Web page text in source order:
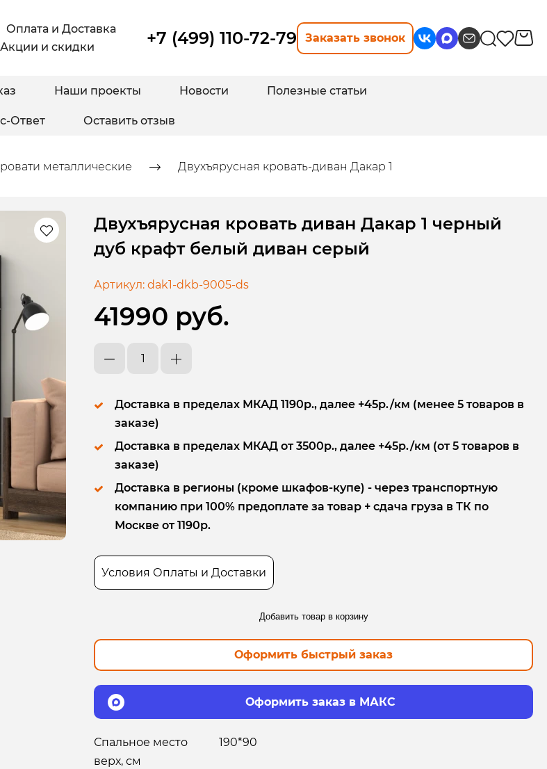
Оплата и Доставка
Акции и скидки +7 (499) 110-72-79 Заказать звонок
Наши проекты Новости Полезные статьи
Ответ Оставить отзыв
металлические Двухъярусная кровать-диван Дакар 1
Двухъярусная кровать диван Дакар 1 черный
дуб крафт белый диван серый
Артикул: dak1-dkb-9005-ds
41990 руб.
Доставка в пределах МКАД 1190р., далее +45р./км (менее 5 товаров в
заказе)
Доставка в пределах МКАД от 3500р., далее +45р./км (от 5 товаров в
заказе)
Доставка в регионы (кроме шкафов-купе) - через транспортную
компанию при 100% предоплате за товар + сдача груза в ТК по
Москве от 1190р.
Условия Оплаты и Доставки
Добавить товар в корзину
Оформить быстрый заказ
Оформить заказ в МАКС
Спальное место
верх, см
190*90